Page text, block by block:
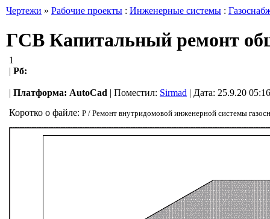
Чертежи » Рабочие проекты : Инженерные системы :
ГСВ Капитальный ремонт
1
| Рб:
| Платформа: AutoCad | Поместил: Sirmad | Дата: 25.9.20
Коротко о файле: Р / Ремонт внутридомовой инженерной системы